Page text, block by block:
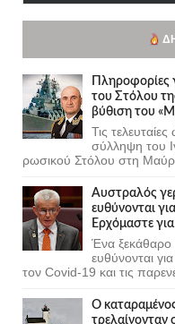
Πληροφορίες
του Στόλου
βύθιση του
Τις
σύλληψη του
ρωσικού Στόλου στη
Αυστραλός
ευθύνονται
Ερχόμαστε
Ένα ξεκάθαρο
ευθύνονται
τον Covid-19 και τις
Ο
τρελαίνονταν